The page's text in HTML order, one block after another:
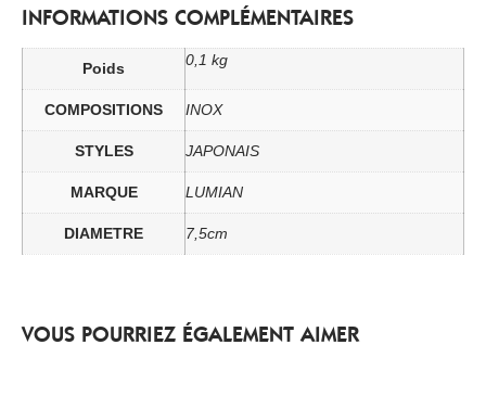
INFORMATIONS COMPLÉMENTAIRES
Poids 0,1 kg
COMPOSITIONS INOX
STYLES JAPONAIS
MARQUE LUMIAN
DIAMETRE 7,5cm
VOUS POURRIEZ ÉGALEMENT AIMER